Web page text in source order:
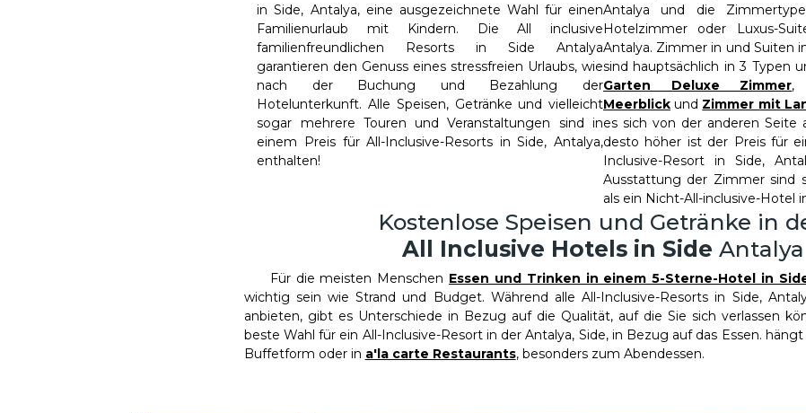
in Side, Antalya, eine ausgezeichnete Wahl für einen
Familienurlaub mit Kindern. Die All inclusive
familienfreundlichen Resorts in Side Antalya
garantieren den Genuss eines stressfreien Urlaubs, wie
nach der Buchung und Bezahlung der
Hotelunterkunft. Alle Speisen, Getränke und vielleicht
sogar mehrere Touren und Veranstaltungen sind in
einem Preis für All-Inclusive-Resorts in Side, Antalya,
enthalten!
Antalya und die
Hotelzimmer oder Luxus-
Antalya. Zimmer in und Suiten
sind hauptsächlich in 3 Typen
Garten Deluxe Zimmer
Meerblick und Zimmer mit
es sich von der anderen Seite
desto höher ist der Preis für
Inclusive-Resort in Side,
Ausstattung der Zimmer sind
als ein Nicht-All-inclusive-Hotel
Kostenlose Speisen und Getränke in
All Inclusive Hotels in Side Antalya
Für die meisten Menschen Essen und Trinken in einem 5-Sterne-Hotel in
wichtig sein wie Strand und Budget. Während alle All-Inclusive-Resorts in Side,
anbieten, gibt es Unterschiede in Bezug auf die Qualität, auf die Sie sich verlassen
beste Wahl für ein All-Inclusive-Resort in der Antalya, Side, in Bezug auf das Essen.
Buffetform oder in a'la carte Restaurants, besonders zum Abendessen.